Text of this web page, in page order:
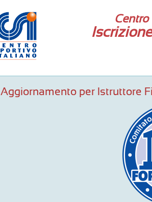
Centro
Aggiornamento per Istruttore